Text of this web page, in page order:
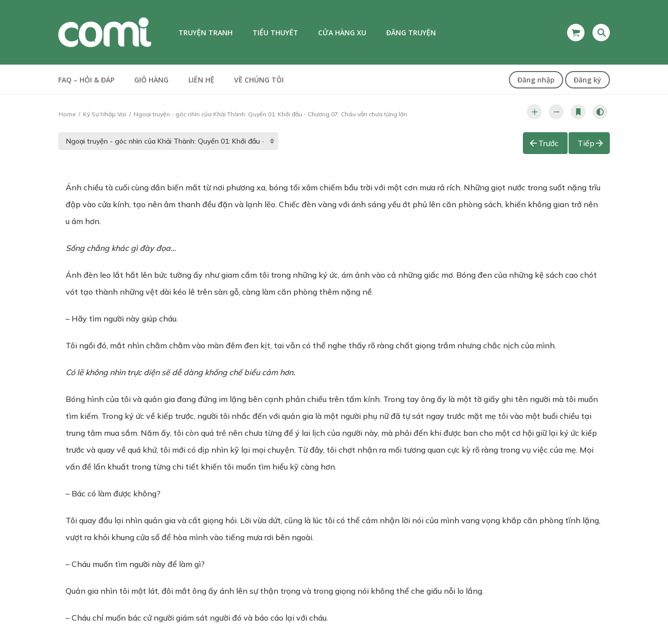
TRUYỆN TRANH TIỂU THUYẾT CỬA HÀNG XU ĐĂNG TRUYỆN
FAQ – HỎI & ĐÁP GIỎ HÀNG LIÊN HỆ VỀ CHÚNG TÔI Đăng nhập Đăng ký
Home Ký Sự Nhập Vai Ngoại truyện - góc nhìn của Khải Thành: Quyển 01: Khởi đầu - Chương 07: Cháu vẫn chưa từng lớn
Trước Tiếp
Ánh chiều tà cuối cùng dần biến mất từ nơi phương xa, bóng tối xâm chiếm bầu trời với một cơn mưa rả rích. Những giọt nước trong suốt nặng trĩu
đập vào cửa kính, tạo nên âm thanh đều đặn và lạnh lẽo. Chiếc đèn vàng với ánh sáng yếu ớt phủ lên căn phòng sách, khiến không gian trở nên
u ám hơn.
Sống chẳng khác gì đày đọa…
Ánh đèn leo lắt hắt lên bức tường ấy như giam cầm tôi trong những ký ức, ám ảnh vào cả những giấc mơ. Bóng đen của những kệ sách cao chót
vót tạo thành những vệt dài kéo lê trên sàn gỗ, càng làm căn phòng thêm nặng nề.
– Hãy tìm người này giúp cháu.
Tôi ngồi đó, mắt nhìn chằm chằm vào màn đêm đen kịt, tai vẫn có thể nghe thấy rõ ràng chất giọng trầm nhưng chắc nịch của mình.
Có lẽ không nhìn trực diện sẽ dễ dàng khống chế biểu cảm hơn.
Bóng hình của tôi và quản gia đang đứng im lặng bên cạnh phản chiếu trên tấm kính. Trong tay ông ấy là một tờ giấy ghi tên người mà tôi muốn
tìm kiếm. Trong ký ức về kiếp trước, người tôi nhắc đến với quản gia là một người phụ nữ đã tự sát ngay trước mặt mẹ tôi vào một buổi chiều tại
trung tâm mua sắm. Năm ấy, tôi còn quá trẻ nên chưa từng để ý lai lịch của người này, mà phải đến khi được ban cho một cơ hội giữ lại ký ức kiếp
trước và quay về quá khứ, tôi mới có dịp nhìn kỹ lại mọi chuyện. Từ đây, tôi chợt nhận ra mối tương quan cực kỳ rõ ràng trong vụ việc của mẹ. Mọi
vấn đề lẩn khuất trong từng chi tiết khiến tôi muốn tìm hiểu kỹ càng hơn.
– Bác có làm được không?
Tôi quay đầu lại nhìn quản gia và cất giọng hỏi. Lời vừa dứt, cũng là lúc tôi có thể cảm nhận lời nói của mình vang vọng khắp căn phòng tĩnh lặng,
vượt ra khỏi khung cửa sổ để hòa mình vào tiếng mưa rơi bên ngoài.
– Cháu muốn tìm người này để làm gì?
Quản gia nhìn tôi một lát, đôi mắt ông ấy ánh lên sự thận trọng và trong giọng nói không thể che giấu nỗi lo lắng.
– Cháu chỉ muốn bác cử người giám sát người đó và báo cáo lại với cháu.